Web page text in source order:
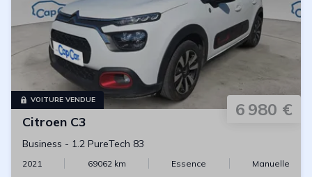
VOITURE VENDUE 6 980 €
Citroen C3
Business - 1.2 PureTech 83
2021 69062km Essence Manuelle